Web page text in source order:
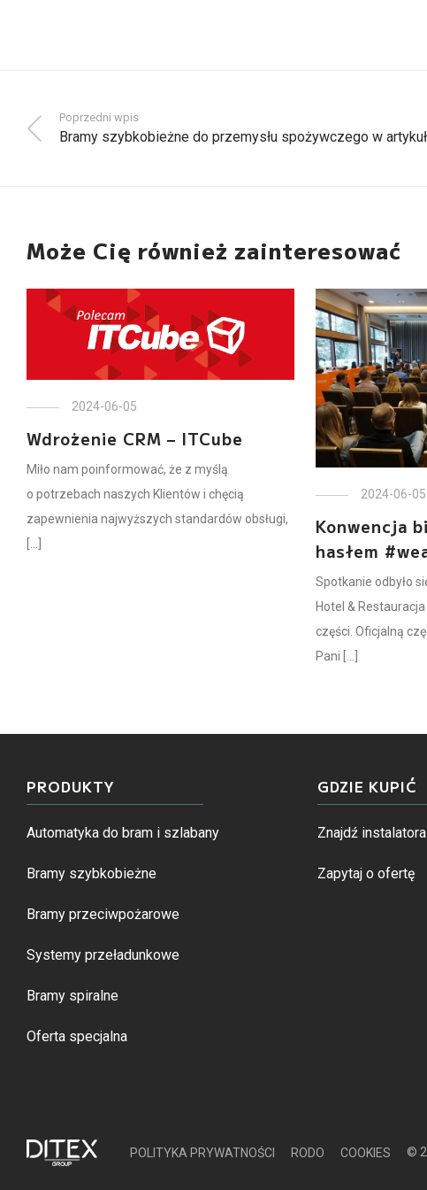
Poprzedni wpis
Bramy szybkobieżne do przemysłu spożywczego w
Może Cię również zainteresować
2024-06-05
Wdrożenie CRM – ITCube
Miło nam poinformować, że z myślą
o potrzebach naszych Klientów i chęcią
zapewnienia najwyższych standardów obsługi,
2024-06-05
Konwencja
hasłem
Spotkanie odbyło
Hotel &
części. Oficjalną
Pani [...]
PRODUKTY
Automatyka do bram i szlabany
Bramy szybkobieżne
Bramy przeciwpożarowe
Systemy przeładunkowe
Bramy spiralne
Oferta specjalna
GDZIE KUPIĆ
Znajdź instalatora
Zapytaj o ofertę
POLITYKA PRYWATNOŚCI RODO COOKIES ©